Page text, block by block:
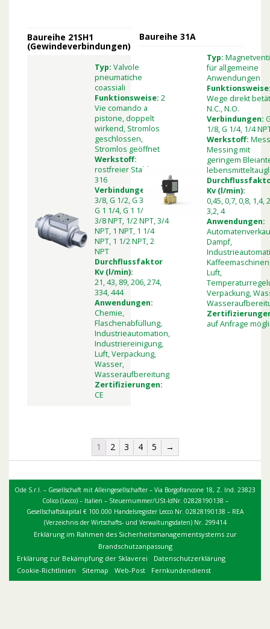
Baureihe 21SH1
(Gewindeverbindungen)
Typ: Valvole
pneumatiche
coassiali
Funktionsweise: 2
Vie comando a
pistone, doppelt
wirkend, Stromlos
geschlossen,
Stromlos geöffnet
Werkstoff:
rostfreier Stahl AISI
316
Verbindungen:
3/8, G 1/2, G 3/4, G 1,
G 1 1/4, G 1 1/2, G 2,
3/8 NPT, 1/2 NPT, 3/4
NPT, 1 NPT, 1 1/4
NPT, 1 1/2 NPT, 2
NPT
Durchflussfaktor
Kv (l/min):
21, 43, 89, 206, 274,
334, 444
Anwendungen:
Chemie,
Flaschenabfüllung,
Industrieautomation,
Industriereinigung,
Luft, Verpackung,
Wasser,
Wasseraufbereitung
Zertifizierungen:
CE
Baureihe 31A
Typ:
für allgemeine
Anwendungen
Wege direkt
N.C., N.O.
Verbindungen:
1/8, G 1/4, 1/4
Werkstoff:
Messing mit
geringem
Kv (l/min):
0,45, 0,7, 0,8, 1,4,
3,2, 4
Anwendungen:
Dampf,
Luft,
Verpackung,
auf Anfrage
1 2 3 4 5 →
Ode S.r.l. – Gesellschaft mit Alleingesellschafter – Via Borgofrancone 18, Z. Ind. 23823
Colico (Lecco) – Italien – Steuernummer/USt-IdNr. 02828190138 –
Gesellschaftskapital € 100.000 Handelsregister Lecco Nr. 02828190138 – REA
(Verzeichnis der Wirtschafts- und Verwaltungsdaten) Nr. 299414
Erklärung im Rahmen des Sicherheitsmanagementsystems zur
Brandschutzanpassung
Erklärung zur Bekämpfung der Sklaverei
Datenschutzerklärung
Cookie-Richtlinien
Sitemap Web-Post Fernkundendienst